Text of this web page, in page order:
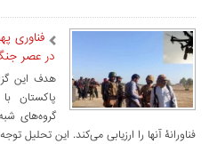
فناوری
در عصر
هدف این
پاکستان
گروه‌های
فناورانۀ آنها را ارزیابی می‌کند. این تحلیل